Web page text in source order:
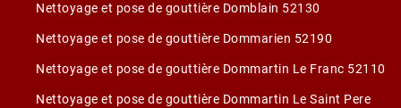
Nettoyage et pose de gouttière Domblain 52130
Nettoyage et pose de gouttière Dommarien 52190
Nettoyage et pose de gouttière Dommartin Le Franc 52110
Nettoyage et pose de gouttière Dommartin Le Saint Pere